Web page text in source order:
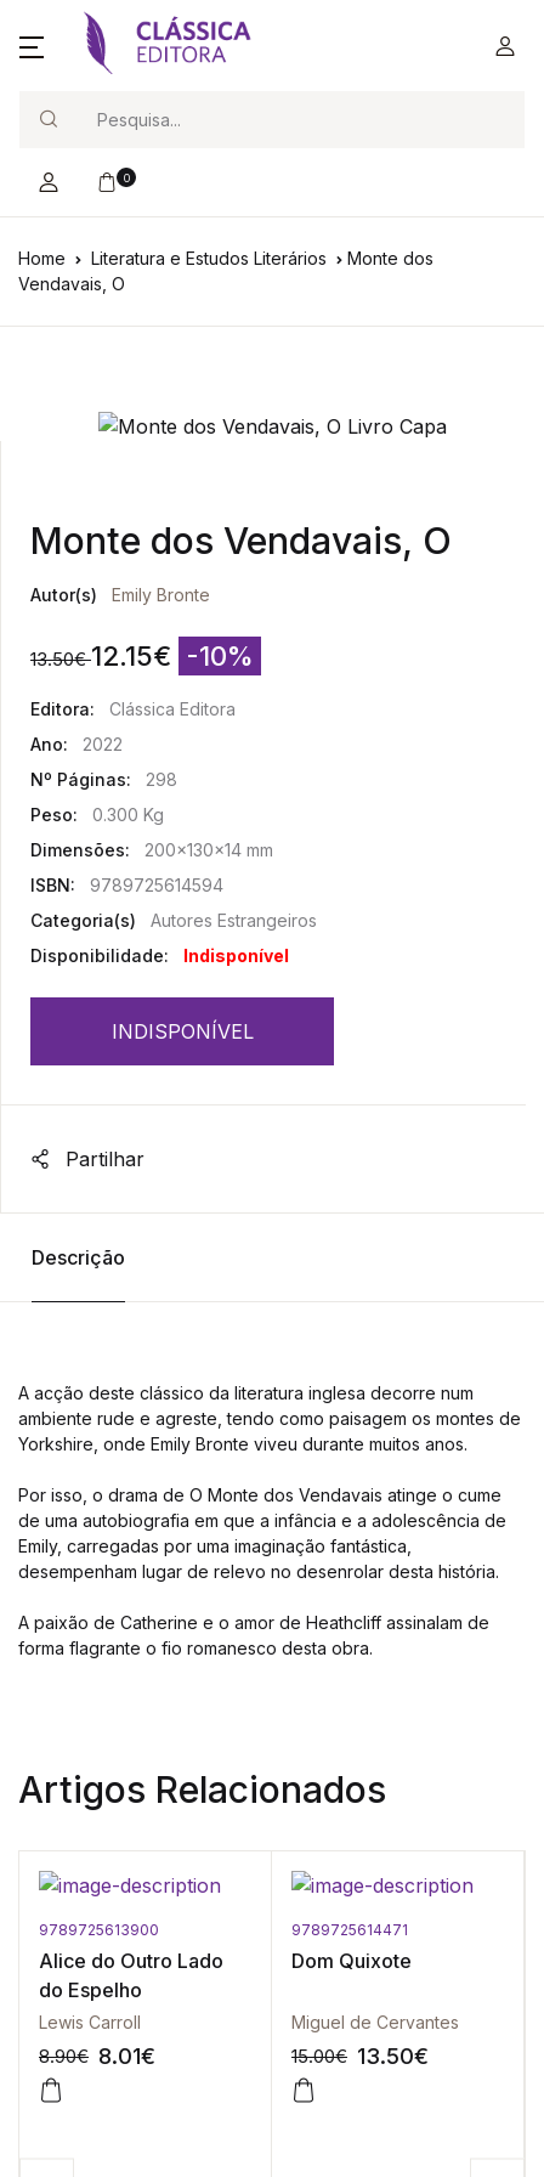
0
Home Literatura e Estudos Literários
Monte dos
Vendavais, O
Monte dos Vendavais, O
Autor(s) Emily Bronte
13.50€ 12.15€ -10%
Editora:
Clássica Editora
Ano:
2022
Nº Páginas:
298
Peso:
0.300 Kg
Dimensões:
200x130x14 mm
ISBN:
9789725614594
Categoria(s)
Autores Estrangeiros
Disponibilidade:
Indisponível
INDISPONÍVEL
Partilhar
Descrição
A acção deste clássico da literatura inglesa decorre num
ambiente rude e agreste, tendo como paisagem os montes de
Yorkshire, onde Emily Bronte viveu durante muitos anos.
Por isso, o drama de O Monte dos Vendavais atinge o cume
de uma autobiografia em que a infância e a adolescência de
Emily, carregadas por uma imaginação fantástica,
desempenham lugar de relevo no desenrolar desta história.
A paixão de Catherine e o amor de Heathcliff assinalam de
forma flagrante o fio romanesco desta obra.
Artigos Relacionados
9789725613900
Alice do Outro Lado
do Espelho
Lewis Carroll
8.90€ 8.01€
9789725614471
Dom Quixote
Miguel de Cervantes
15.00€ 13.50€